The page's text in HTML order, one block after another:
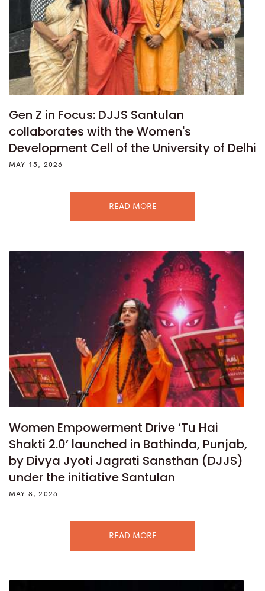
Gen Z in Focus: DJJS Santulan
collaborates with the Women's
Development Cell of the University of Delhi
MAY 15, 2026
READ MORE
Women Empowerment Drive ‘Tu Hai
Shakti 2.0’ launched in Bathinda, Punjab,
by Divya Jyoti Jagrati Sansthan (DJJS)
under the initiative Santulan
MAY 8, 2026
READ MORE